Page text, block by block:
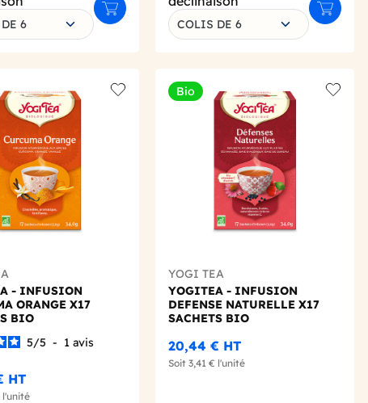
6
Ajouter au panier
COLIS DE 6
Ajouter
Add to wishlist
- INFUSION
ORANGE X17
BIO
5/5 - 1 avis
HT
l'unité
Bio
YOGI TEA
YOGITEA - INFUSION
DEFENSE NATURELLE X17
SACHETS BIO
20,44 € HT
Soit 3,41 € l'unité